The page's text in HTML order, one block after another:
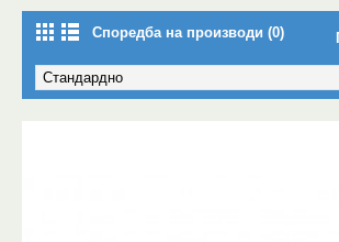
Споредба на производи (0)